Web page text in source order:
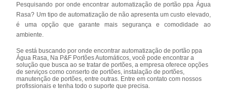
Pesquisando por onde encontrar automatização de portão ppa Água
Rasa? Um tipo de automatização de não apresenta um custo elevado,
é uma opção que garante mais segurança e comodidade ao
ambiente.
Se está buscando por onde encontrar automatização de portão ppa
Água Rasa, Na P&F Portões Automáticos, você pode encontrar a
solução que busca ao se tratar de portões, a empresa oferece opções
de serviços como conserto de portões, instalação de portões,
manutenção de portões, entre outras. Entre em contato com nossos
profissionais e tenha todo o suporte que precisa.